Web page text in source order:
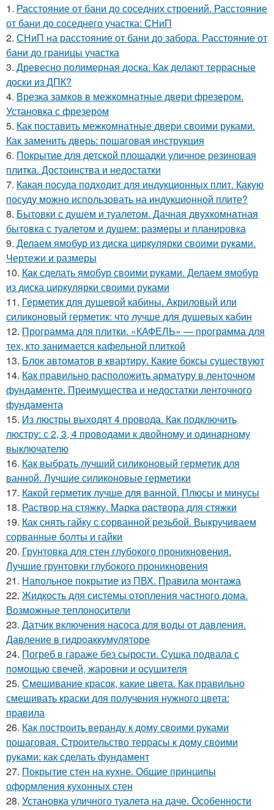
1. Расстояние от бани до соседних строений. Расстояние
от бани до соседнего участка: СНиП
2. СНиП на расстояние от бани до забора. Расстояние от
бани до границы участка
3. Древесно полимерная доска. Как делают террасные
доски из ДПК?
4. Врезка замков в межкомнатные двери фрезером.
Установка с фрезером
5. Как поставить межкомнатные двери своими руками.
Как заменить дверь: пошаговая инструкция
6. Покрытие для детской площадки уличное резиновая
плитка. Достоинства и недостатки
7. Какая посуда подходит для индукционных плит. Какую
посуду можно использовать на индукционной плите?
8. Бытовки с душем и туалетом. Дачная двухкомнатная
бытовка с туалетом и душем: размеры и планировка
9. Делаем ямобур из диска циркулярки своими руками.
Чертежи и размеры
10. Как сделать ямобур своими руками. Делаем ямобур
из диска циркулярки своими руками
11. Герметик для душевой кабины. Акриловый или
силиконовый герметик: что лучше для душевых кабин
12. Программа для плитки. «КАФЕЛЬ» — программа для
тех, кто занимается кафельной плиткой
13. Блок автоматов в квартиру. Какие боксы существуют
14. Как правильно расположить арматуру в ленточном
фундаменте. Преимущества и недостатки ленточного
фундамента
15. Из люстры выходят 4 провода. Как подключить
люстру: с 2, 3, 4 проводами к двойному и одинарному
выключателю
16. Как выбрать лучший силиконовый герметик для
ванной. Лучшие силиконовые герметики
17. Какой герметик лучше для ванной. Плюсы и минусы
18. Раствор на стяжку. Марка раствора для стяжки
19. Как снять гайку с сорванной резьбой. Выкручиваем
сорванные болты и гайки
20. Грунтовка для стен глубокого проникновения.
Лучшие грунтовки глубокого проникновения
21. Напольное покрытие из ПВХ. Правила монтажа
22. Жидкость для системы отопления частного дома.
Возможные теплоносители
23. Датчик включения насоса для воды от давления.
Давление в гидроаккумуляторе
24. Погреб в гараже без сырости. Сушка подвала с
помощью свечей, жаровни и осушителя
25. Смешивание красок, какие цвета. Как правильно
смешивать краски для получения нужного цвета:
правила
26. Как построить веранду к дому своими руками
пошаговая. Строительство террасы к дому своими
руками: как сделать фундамент
27. Покрытие стен на кухне. Общие принципы
оформления кухонных стен
28. Установка уличного туалета на даче. Особенности